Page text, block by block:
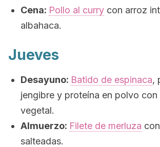
Cena: Pollo al curry con arroz
albahaca.
Jueves
Desayuno: Batido de espinaca,
jengibre y proteína en polvo con
vegetal.
Almuerzo: Filete de merluza
salteadas.